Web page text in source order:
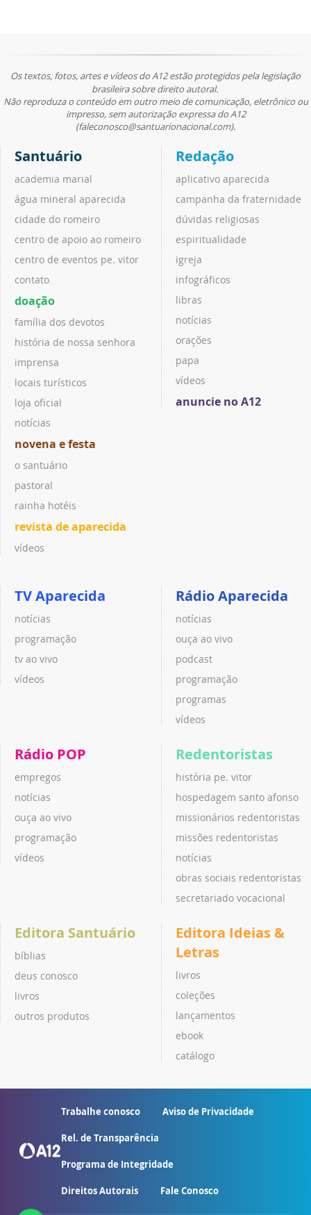
Os textos, fotos, artes e vídeos do A12 estão protegidos pela legislação
brasileira sobre direito autoral.
Não reproduza o conteúdo em outro meio de comunicação, eletrônico ou
impresso, sem autorização expressa do A12
(faleconosco@santuarionacional.com).
Santuário
academia marial
água mineral aparecida
cidade do romeiro
centro de apoio ao romeiro
centro de eventos pe. vitor
contato
doação
família dos devotos
história de nossa senhora
imprensa
locais turísticos
loja oficial
notícias
novena e festa
o santuário
pastoral
rainha hotéis
revista de aparecida
vídeos
Redação
aplicativo aparecida
campanha da fraternidade
dúvidas religiosas
espiritualidade
igreja
infográficos
libras
notícias
orações
papa
vídeos
anuncie no A12
TV Aparecida
notícias
programação
tv ao vivo
vídeos
Rádio Aparecida
notícias
ouça ao vivo
podcast
programação
programas
vídeos
Rádio POP
empregos
notícias
ouça ao vivo
programação
vídeos
Redentoristas
história pe. vitor
hospedagem santo afonso
missionários redentoristas
missões redentoristas
notícias
obras sociais redentoristas
secretariado vocacional
Editora Santuário
bíblias
deus conosco
livros
outros produtos
Editora Ideias &
Letras
livros
coleções
lançamentos
ebook
catálogo
Trabalhe conosco Aviso de Privacidade
Rel. de Transparência
Programa de Integridade
Direitos Autorais Fale Conosco